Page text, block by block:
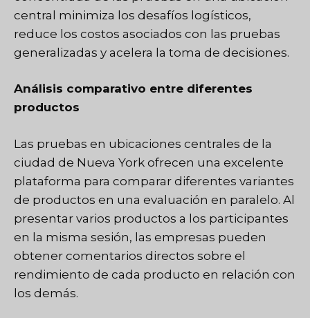
central minimiza los desafíos logísticos,
reduce los costos asociados con las pruebas
generalizadas y acelera la toma de decisiones.
Análisis comparativo entre diferentes
productos
Las pruebas en ubicaciones centrales de la
ciudad de Nueva York ofrecen una excelente
plataforma para comparar diferentes variantes
de productos en una evaluación en paralelo. Al
presentar varios productos a los participantes
en la misma sesión, las empresas pueden
obtener comentarios directos sobre el
rendimiento de cada producto en relación con
los demás.